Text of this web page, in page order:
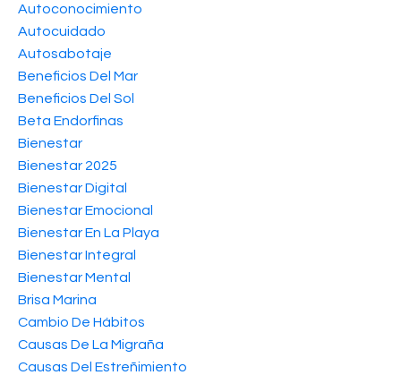
Autoconocimiento
Autocuidado
Autosabotaje
Beneficios Del Mar
Beneficios Del Sol
Beta Endorfinas
Bienestar
Bienestar 2025
Bienestar Digital
Bienestar Emocional
Bienestar En La Playa
Bienestar Integral
Bienestar Mental
Brisa Marina
Cambio De Hábitos
Causas De La Migraña
Causas Del Estreñimiento